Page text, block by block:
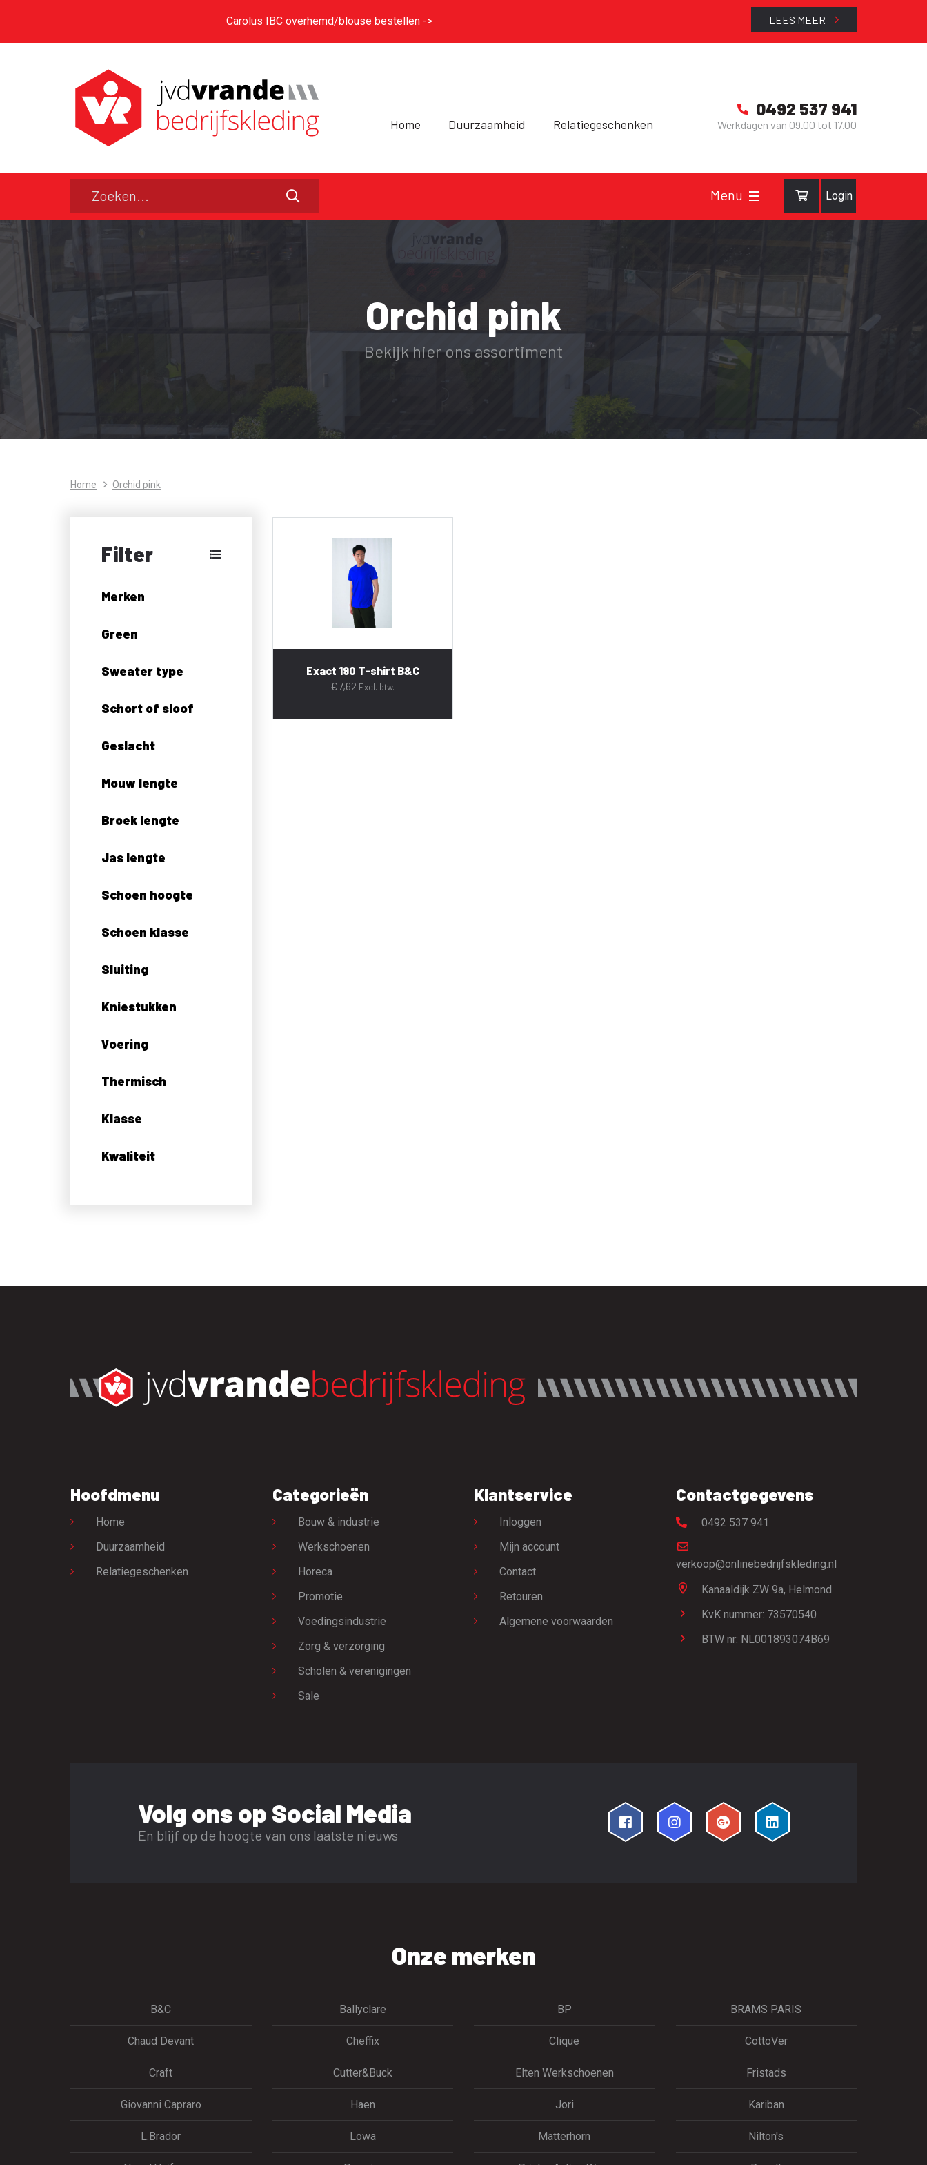
Carolus IBC overhemd/blouse bestellen -> LEES MEER
0492 537 941
Werkdagen van 09.00 tot 17.00
Home Duurzaamheid Relatiegeschenken
Login
Orchid pink
Bekijk hier ons assortiment
Home Orchid pink
Filter
Merken
Green
Sweater type
Schort of sloof
Geslacht
Mouw lengte
Broek lengte
Jas lengte
Schoen hoogte
Schoen klasse
Sluiting
Kniestukken
Voering
Thermisch
Klasse
Kwaliteit
Exact 190 T-shirt B&C
€7,62 Excl. btw.
Hoofdmenu
Home
Duurzaamheid
Relatiegeschenken
Categorieën
Bouw & industrie
Werkschoenen
Horeca
Promotie
Voedingsindustrie
Zorg & verzorging
Scholen & verenigingen
Sale
Klantservice
Inloggen
Mijn account
Contact
Retouren
Algemene voorwaarden
Contactgegevens
0492 537 941
verkoop@onlinebedrijfskleding.nl
Kanaaldijk ZW 9a, Helmond
KvK nummer: 73570540
BTW nr: NL001893074B69
Volg ons op Social Media
En blijf op de hoogte van ons laatste nieuws
Onze merken
B&C Ballyclare BP BRAMS PARIS
Chaud Devant Cheffix Clique CottoVer
Craft Cutter&Buck Elten Werkschoenen Fristads
Giovanni Capraro Haen Jori Kariban
L.Brador Lowa Matterhorn Nilton's